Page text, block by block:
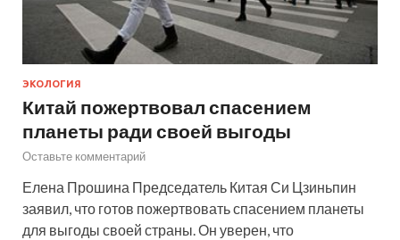
ЭКОЛОГИЯ
Китай пожертвовал спасением
планеты ради своей выгоды
Оставьте комментарий
Елена Прошина Председатель Китая Си Цзиньпин
заявил, что готов пожертвовать спасением планеты
для выгоды своей страны. Он уверен, что